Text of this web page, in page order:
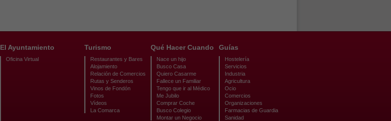
El Ayuntamiento
Oficina Virtual
Turismo
Restaurantes y Bares
Alojamiento
Relación de Comercios
Rutas y Senderos
Vinos de Fondón
Fotos
Vídeos
La Comarca
Qué Hacer Cuando
Nace un hijo
Busco Casa
Quiero Casarme
Fallece un Familiar
Tengo que ir al Médico
Me Jubilo
Comprar Coche
Busco Colegio
Montar un Negocio
Guías
Hostelería
Servicios
Industria
Agricultura
Ocio
Comercios
Organizaciones
Farmacias de Guardia
Sanidad